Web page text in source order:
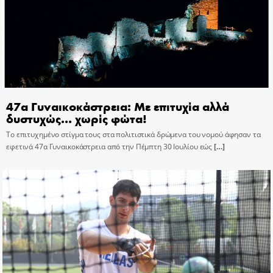
47α Γυναικοκάστρεια: Με επιτυχία αλλά
δυστυχώς… χωρίς φώτα!
Το επιτυχημένο στίγμα τους στα πολιτιστικά δρώμενα του νομού άφησαν τα
εφετινά 47α Γυναικοκάστρεια από την Πέμπτη 30 Ιουλίου εώς[…]